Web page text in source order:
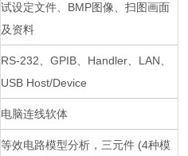
试设定文件、BMP图像、扫图画面
及资料
RS-232、GPIB、Handler、LAN、
USB Host/Device
电脑连线软体
等效电路模型分析，三元件 (4种模